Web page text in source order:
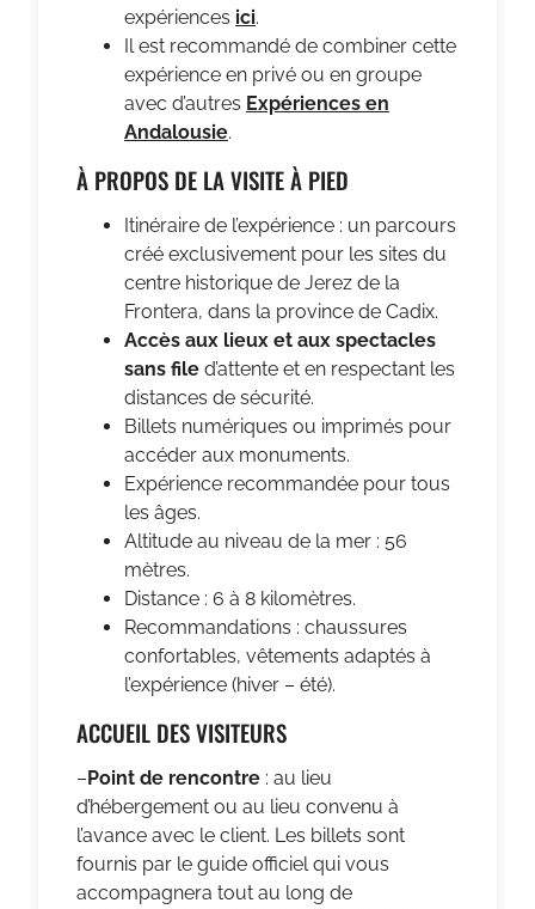
expériences ici.
Il est recommandé de combiner cette
expérience en privé ou en groupe
avec d’autres Expériences en
Andalousie.
À PROPOS DE LA VISITE À PIED
Itinéraire de l’expérience : un parcours
créé exclusivement pour les sites du
centre historique de Jerez de la
Frontera, dans la province de Cadix.
Accès aux lieux et aux spectacles
sans file d’attente et en respectant les
distances de sécurité.
Billets numériques ou imprimés pour
accéder aux monuments.
Expérience recommandée pour tous
les âges.
Altitude au niveau de la mer : 56
mètres.
Distance : 6 à 8 kilomètres.
Recommandations : chaussures
confortables, vêtements adaptés à
l’expérience (hiver – été).
ACCUEIL DES VISITEURS
–Point de rencontre : au lieu
d’hébergement ou au lieu convenu à
l’avance avec le client. Les billets sont
fournis par le guide officiel qui vous
accompagnera tout au long de